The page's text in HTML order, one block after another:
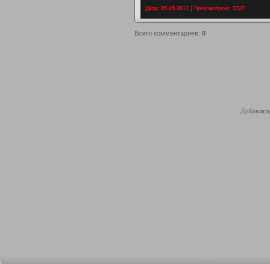
Дата: 05.05.2017 | Просмотров: 3727
Всего комментариев: 0